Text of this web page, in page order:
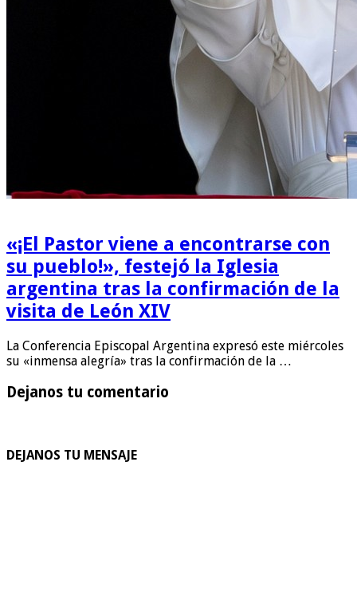
«¡El Pastor viene a encontrarse con
su pueblo!», festejó la Iglesia
argentina tras la confirmación de la
visita de León XIV
La Conferencia Episcopal Argentina expresó este miércoles
su «inmensa alegría» tras la confirmación de la …
Dejanos tu comentario
DEJANOS TU MENSAJE